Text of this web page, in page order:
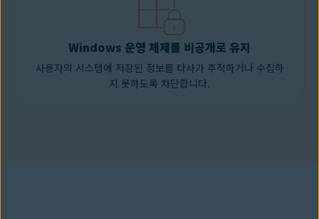
Windows 운영 체제를 비공개로 유지
사용자의 시스템에 저장된 정보를 타사가 추적하거나 수집하
지 못하도록 차단합니다.